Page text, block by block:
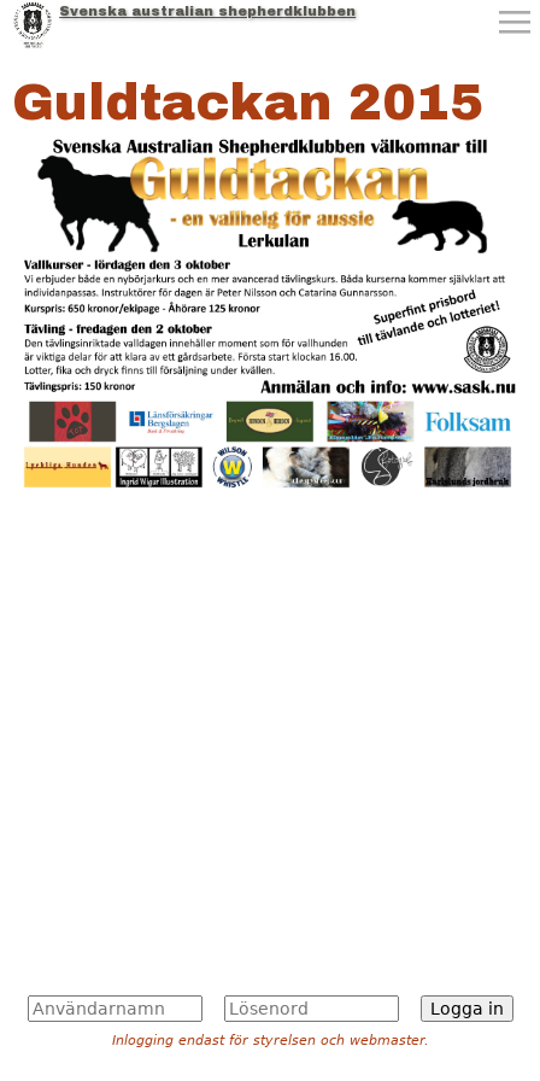
Jump to navigation
Svenska australian shepherdklubben
Guldtackan 2015
A
n
L
ö
s
Inlogging endast för styrelsen och webmaster.